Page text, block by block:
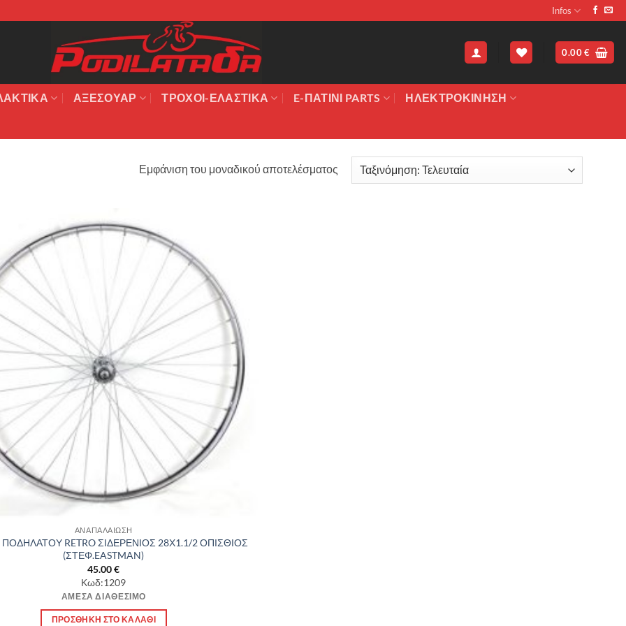
Infos
0.00€
ΑΞΕΣΟΥΆΡ ΤΡΟΧΟΙ-ΕΛΑΣΤΙΚΑ E-ΠΑΤΙΝΙ PARTS ΗΛΕΚΤΡΟΚΙΝΗΣΗ
Εμφάνιση του μοναδικού αποτελέσματος
ΑΝΑΠΑΛΑΙΩΣΗ
RETRO ΣΙΔΕΡΕΝΙΟΣ 28Χ1.1/2 ΟΠΙΣΘΙΟΣ
(ΣΤΕΦ.EASTMAN)
45.00€
Κωδ:1209
ΆΜΕΣΑ ΔΙΑΘΈΣΙΜΟ
ΠΡΟΣΘΉΚΗ ΣΤΟ ΚΑΛΆΘΙ